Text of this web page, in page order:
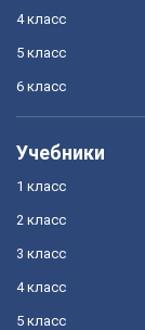
4 класс
5 класс
6 класс
Учебники
1 класс
2 класс
3 класс
4 класс
5 класс